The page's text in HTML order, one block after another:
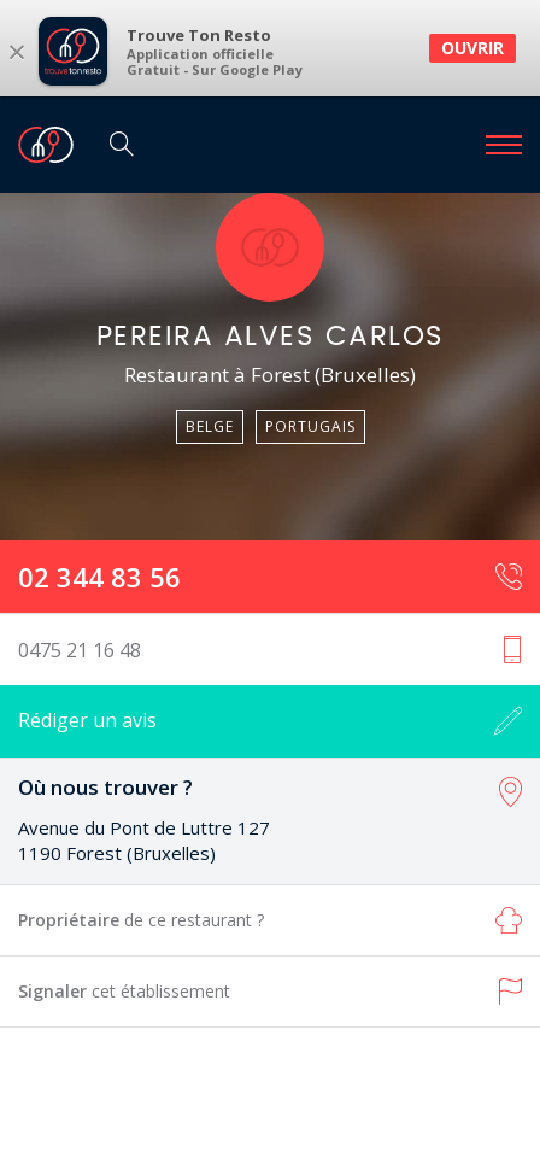
× Trouve Ton Resto
Application officielle
Gratuit - Sur Google Play
OUVRIR
PEREIRA ALVES CARLOS
Restaurant à Forest (Bruxelles)
BELGE PORTUGAIS
02 344 83 56
0475 21 16 48
Rédiger un avis
Où nous trouver ?
Avenue du Pont de Luttre 127
1190 Forest (Bruxelles)
Propriétaire de ce restaurant ?
Signaler cet établissement